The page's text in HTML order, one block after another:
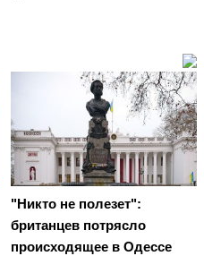
"Никто не полезет":
британцев потрясло
происходящее в Одессе